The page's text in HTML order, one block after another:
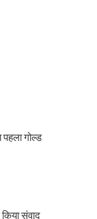
पहला गोल्ड
संवाद